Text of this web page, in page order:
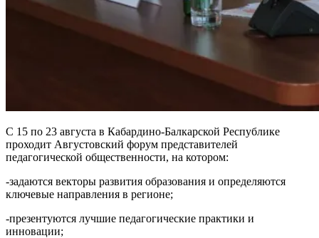
С 15 по 23 августа в Кабардино-Балкарской Республике
проходит Августовский форум представителей
педагогической общественности, на котором:
-задаются векторы развития образования и определяются
ключевые направления в регионе;
-презентуются лучшие педагогические практики и
инновации;